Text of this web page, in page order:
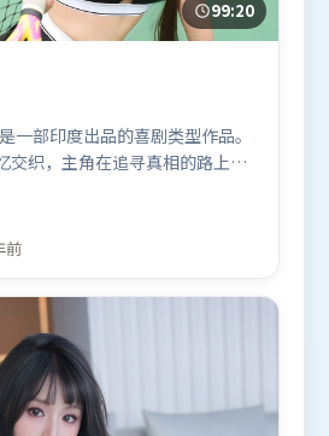
99:20
一部印度出品的喜剧类型作品。
交织，主角在追寻真相的路上不
统一而富有实验感，配乐与画
裕和执导，艾米莉·布朗特、全
李政宰等联袂出演。影片于
观看。
前